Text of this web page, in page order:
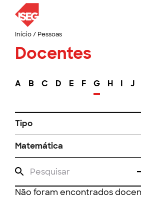
Início/ Pessoas
Docentes
A B C D E F G H I J
Tipo
Matemática
Não foram encontrados